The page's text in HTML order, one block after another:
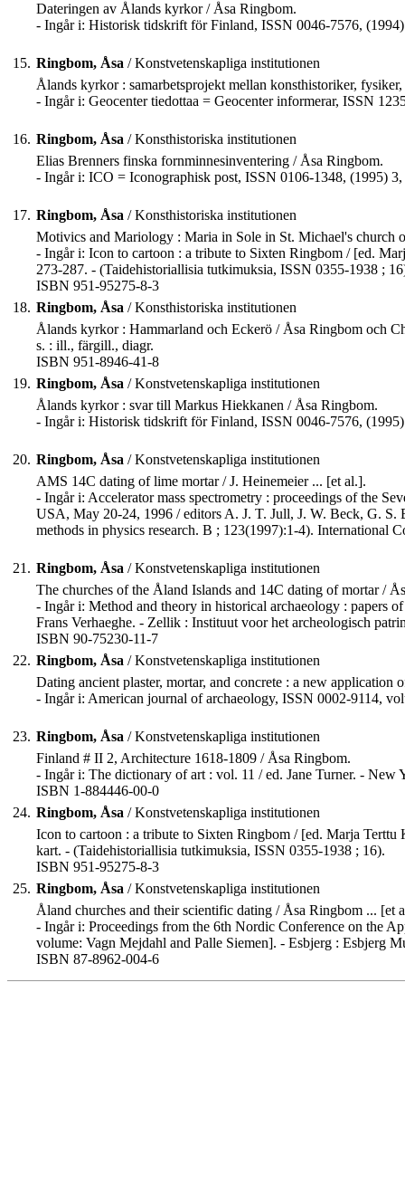
Dateringen av Ålands kyrkor / Åsa Ringbom.
- Ingår i: Historisk tidskrift för Finland, ISSN 0046-7576,
15. Ringbom, Åsa / Konstvetenskapliga institutionen
Ålands kyrkor : samarbetsprojekt mellan konsthistoriker,
- Ingår i: Geocenter tiedottaa = Geocenter informerar, ISSN
16. Ringbom, Åsa / Konsthistoriska institutionen
Elias Brenners finska fornminnesinventering / Åsa Ringbom.
- Ingår i: ICO = Iconographisk post, ISSN 0106-1348, (1995) 3,
17. Ringbom, Åsa / Konsthistoriska institutionen
Motivics and Mariology : Maria in Sole in St. Michael's church
- Ingår i: Icon to cartoon : a tribute to Sixten Ringbom / [ed.
273-287. - (Taidehistoriallisia tutkimuksia, ISSN 0355-1938 ;
ISBN 951-95275-8-3
18. Ringbom, Åsa / Konsthistoriska institutionen
Ålands kyrkor : Hammarland och Eckerö / Åsa Ringbom och
s. : ill., färgill., diagr.
ISBN 951-8946-41-8
19. Ringbom, Åsa / Konstvetenskapliga institutionen
Ålands kyrkor : svar till Markus Hiekkanen / Åsa Ringbom.
- Ingår i: Historisk tidskrift för Finland, ISSN 0046-7576,
20. Ringbom, Åsa / Konstvetenskapliga institutionen
AMS 14C dating of lime mortar / J. Heinemeier ... [et al.].
- Ingår i: Accelerator mass spectrometry : proceedings of the
USA, May 20-24, 1996 / editors A. J. T. Jull, J. W. Beck, G.
methods in physics research. B ; 123(1997):1-4). International
21. Ringbom, Åsa / Konstvetenskapliga institutionen
The churches of the Åland Islands and 14C dating of mortar /
- Ingår i: Method and theory in historical archaeology : papers
Frans Verhaeghe. - Zellik : Instituut voor het archeologisch
ISBN 90-75230-11-7
22. Ringbom, Åsa / Konstvetenskapliga institutionen
Dating ancient plaster, mortar, and concrete : a new
- Ingår i: American journal of archaeology, ISSN 0002-9114,
23. Ringbom, Åsa / Konstvetenskapliga institutionen
Finland # II 2, Architecture 1618-1809 / Åsa Ringbom.
- Ingår i: The dictionary of art : vol. 11 / ed. Jane Turner. - New
ISBN 1-884446-00-0
24. Ringbom, Åsa / Konstvetenskapliga institutionen
Icon to cartoon : a tribute to Sixten Ringbom / [ed. Marja
kart. - (Taidehistoriallisia tutkimuksia, ISSN 0355-1938 ; 16).
ISBN 951-95275-8-3
25. Ringbom, Åsa / Konstvetenskapliga institutionen
Åland churches and their scientific dating / Åsa Ringbom ... [et
- Ingår i: Proceedings from the 6th Nordic Conference on the
volume: Vagn Mejdahl and Palle Siemen]. - Esbjerg : Esbjerg
ISBN 87-8962-004-6